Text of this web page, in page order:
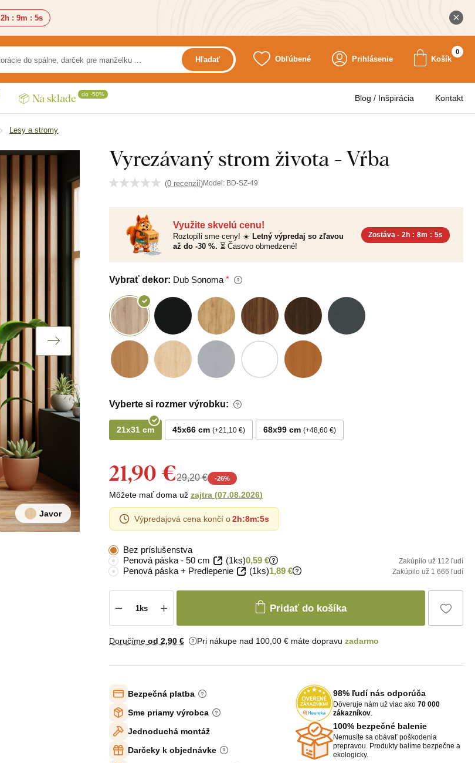
2h : 9m : 4s
Hľadať Obľúbené Prihlásenie Košík
0
📦 Na sklade do -50% Blog / Inšpirácia Kontakt
Lesy a stromy
Vyrezávaný strom života - Vŕba
(0 recenzií)Model: BD-SZ-49
Javor
Využite skvelú cenu!
Roztopili sme ceny! ☀️ Letný výpredaj so zľavou
až do -30 %. ⏳ Časovo obmedzené!
Zostáva - 2h : 8m : 4s
Vybrať dekor: Dub Sonoma
Vyberte si rozmer výrobku:
21x31 cm 45x66 cm +21,10 € 68x99 cm +48,60 €
21,90 €29,20 € -26%
Môžete mať doma už zajtra (07.08.2026)
Výpredajová cena končí o2h:8m:4s
Bez príslušenstva
Penová páska - 50 cm
(1ks)0,59 € Zakúpilo už 112 ľudí
Penová páska + Predlepenie (1ks)1,89 € Zakúpilo už 1 666 ľudí
Pridať do košíka
Doručíme od 2,90 € Pri nákupe nad 100,00 € máte dopravu zadarmo
Bezpečná platba
Sme priamy výrobca
Jednoduchá montáž
Darčeky k objednávke
98% ľudí nás odporúča
Dôveruje nám už viac ako 70 000
zákazníkov
100% bezpečné balenie
Nemusíte sa obávať poškodenia
prepravou. Produkty balíme bezpečne a
ekologicky.